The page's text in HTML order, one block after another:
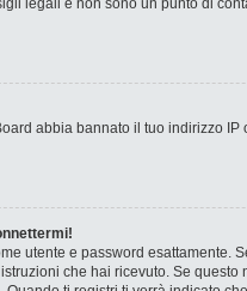
legali e non sono un punto di
abbia bannato il tuo indirizzo
utente e password
che hai ricevuto. Se